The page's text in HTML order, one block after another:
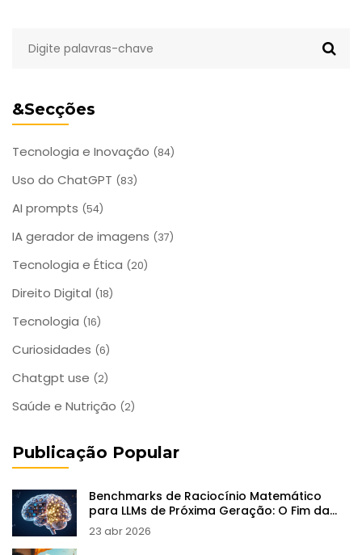
&Secções
Tecnologia e Inovação (84)
Uso do ChatGPT (83)
AI prompts (54)
IA gerador de imagens (37)
Tecnologia e Ética (20)
Direito Digital (18)
Tecnologia (16)
Curiosidades (6)
Chatgpt use (2)
Saúde e Nutrição (2)
Publicação Popular
Benchmarks de Raciocínio Matemático
para LLMs de Próxima Geração: O Fim da
Memorização?
23 abr 2026